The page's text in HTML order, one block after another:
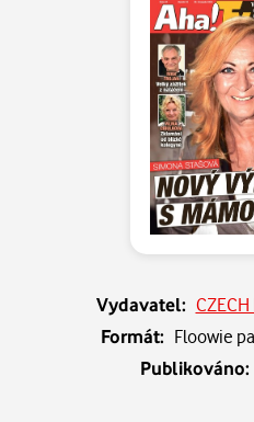
Vydavatel: CZECH
Formát: Floowie
Publikováno: